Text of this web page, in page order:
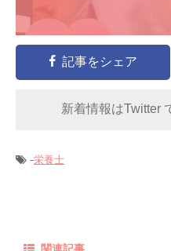
記事をシェア
新着情報はTwitter
-栄養士